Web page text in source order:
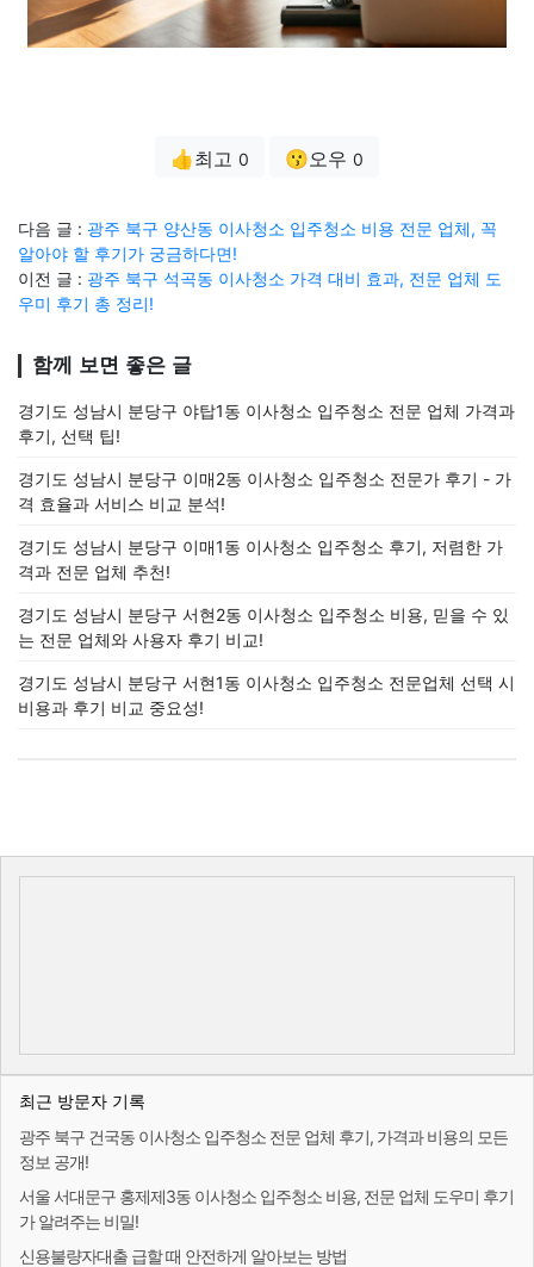
👍최고 0 😗오우 0
다음 글 : 광주 북구 양산동 이사청소 입주청소 비용 전문 업체, 꼭
알아야 할 후기가 궁금하다면!
이전 글 : 광주 북구 석곡동 이사청소 가격 대비 효과, 전문 업체 도
우미 후기 총 정리!
함께 보면 좋은 글
경기도 성남시 분당구 야탑1동 이사청소 입주청소 전문 업체 가격과
후기, 선택 팁!
경기도 성남시 분당구 이매2동 이사청소 입주청소 전문가 후기 - 가
격 효율과 서비스 비교 분석!
경기도 성남시 분당구 이매1동 이사청소 입주청소 후기, 저렴한 가
격과 전문 업체 추천!
경기도 성남시 분당구 서현2동 이사청소 입주청소 비용, 믿을 수 있
는 전문 업체와 사용자 후기 비교!
경기도 성남시 분당구 서현1동 이사청소 입주청소 전문업체 선택 시
비용과 후기 비교 중요성!
최근 방문자 기록
광주 북구 건국동 이사청소 입주청소 전문 업체 후기, 가격과 비용의 모든
정보 공개!
서울 서대문구 홍제제3동 이사청소 입주청소 비용, 전문 업체 도우미 후기
가 알려주는 비밀!
신용불량자대출 급할 때 안전하게 알아보는 방법